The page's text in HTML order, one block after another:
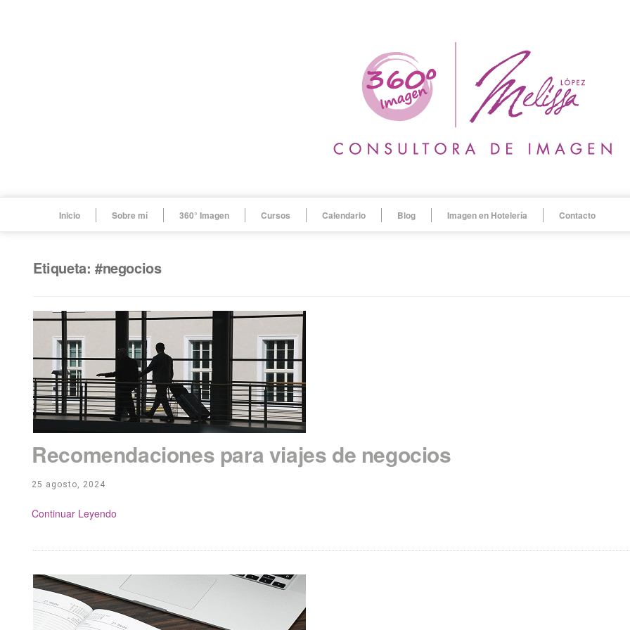
Inicio Sobre mí 360° Imagen Cursos Calendario Blog Imagen en Hotelería Contacto
Etiqueta: #negocios
Recomendaciones para viajes de negocios
25 agosto, 2024
Continue Reading